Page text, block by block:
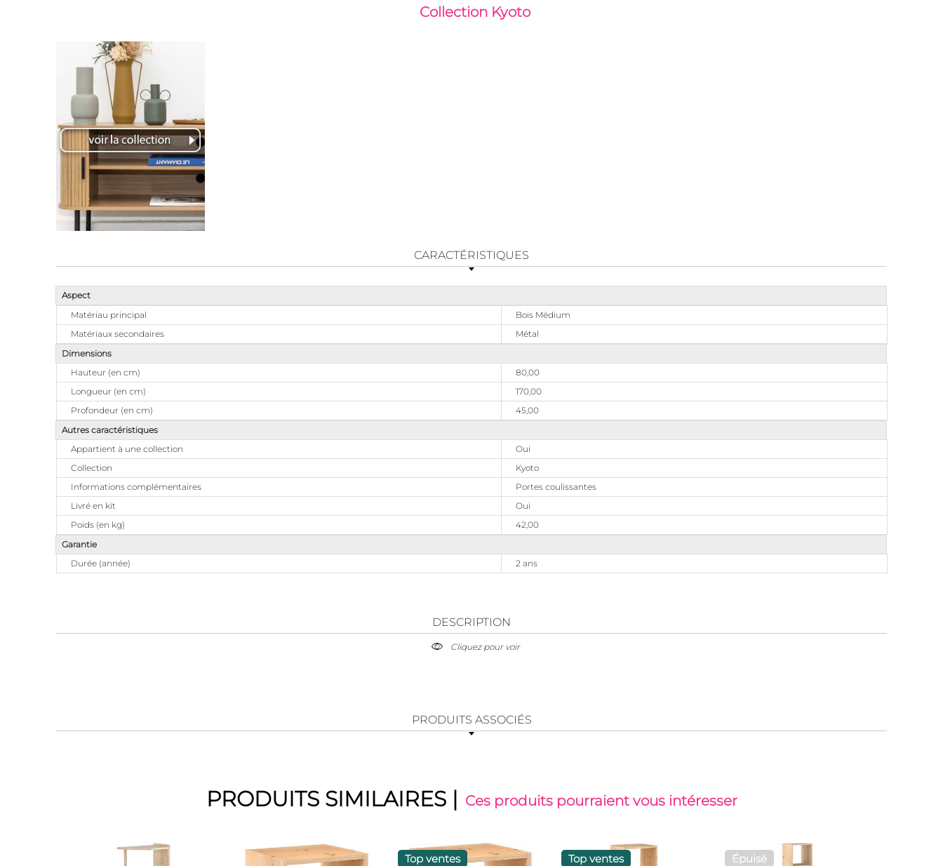
Collection Kyoto
CARACTÉRISTIQUES
Aspect
Matériau principal
Bois Médium
Matériaux secondaires
Métal
Dimensions
Hauteur (en cm)
80,00
Longueur (en cm)
170,00
Profondeur (en cm)
45,00
Autres caractéristiques
Appartient à une collection
Oui
Collection
Kyoto
Informations complémentaires
Portes coulissantes
Livré en kit
Oui
Poids (en kg)
42,00
Garantie
Durée (année)
2 ans
DESCRIPTION
Cliquez pour voir
PRODUITS ASSOCIÉS
PRODUITS SIMILAIRES | Ces produits pourraient vous intéresser
Top ventes Top ventes Épuisé